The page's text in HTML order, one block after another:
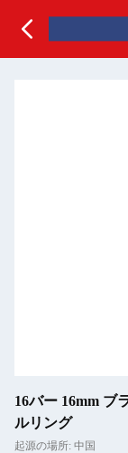
16バー 16mm ブ
ルリング
起源の場所: 中国